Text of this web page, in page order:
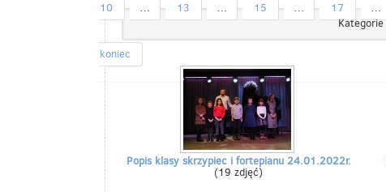
10 … 13 … 15 … 17 …
koniec
Kategorie
Popis klasy skrzypiec i fortepianu 24.01.2022r.
(19 zdjęć)